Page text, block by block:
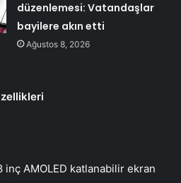
düzenlemesi: Vatandaşlar
bayilere akın etti
Ağustos 8, 2026
inç AMOLED katlanabilir ekran